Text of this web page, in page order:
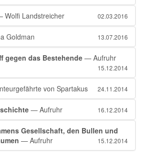
Wolfi Landstreicher 02.03.2016
Goldman 13.07.2016
gegen das Bestehende — Aufruhr
15.12.2014
von Spartakus 24.11.2014
— Aufruhr 16.12.2014
Gesellschaft, den Bullen und
— Aufruhr 15.12.2014